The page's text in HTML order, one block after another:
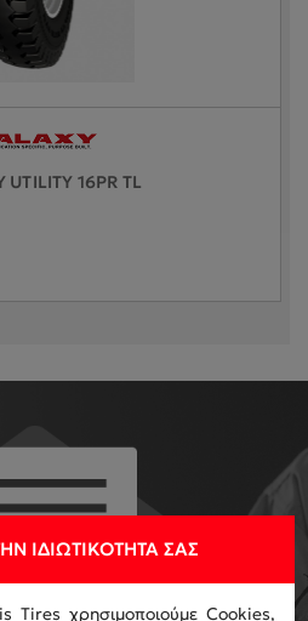
16PR TL
ΤΟ
ΙΔΙΩΤΙΚΌΤΗΤΆ ΣΑΣ
Tires χρησιμοποιούμε Cookies,